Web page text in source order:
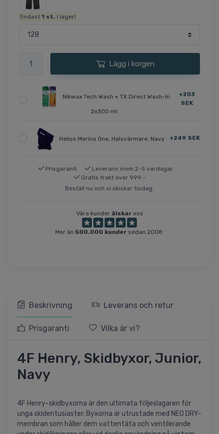
Endast1 st. i lager!
Lägg i korgen
Nikwax Tech Wash + TX Direct Wash-In
2x300 ml
+203
SEK
Helios Merino One, Halsvärmare, Navy +249 SEK
Prisgaranti
Leverans inom 2-5 vardagar
Gratis frakt över 999:-
Beställ nu och vi skickar tisdag.
Våra kunder älskaross
Mer än 500.000 kunder sedan 2008.
Beskrivning Leverans och retur
Prisgaranti Vilka är vi?
4F Henry, Skidbyxor, Junior,
Navy
4F Henry-skidbyxorna är den ultimata följeslagaren för
unga skidentusiaster. Byxorna är utrustade med NEO DRY-
membran som håller dem vattentäta och ventilerande